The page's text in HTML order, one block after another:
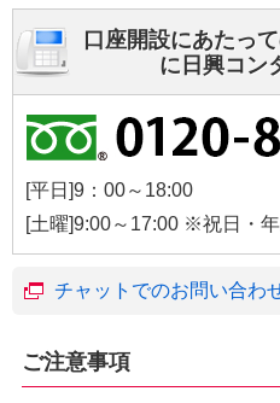
口座開設にあたっ
に日興コン
[平日]9：00～18:00
[土曜]9:00～17:00 ※祝日・年
チャットでのお問い合わ
ご注意事項